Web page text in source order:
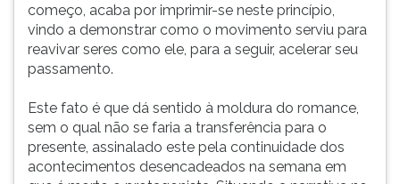
começo, acaba por imprimir-se neste princípio,
vindo a demonstrar como o movimento serviu para
reavivar seres como ele, para a seguir, acelerar seu
passamento.
Este fato é que dá sentido à moldura do romance,
sem o qual não se faria a transferência para o
presente, assinalado este pela continuidade dos
acontecimentos desencadeados na semana em